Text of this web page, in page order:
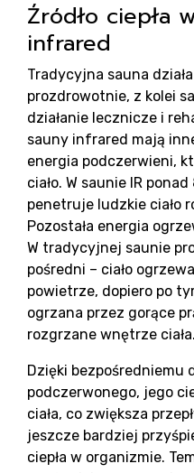
Źródło ciepła
infrared
Tradycyjna sauna
prozdrowotnie, z kolei
działanie lecznicze i
sauny infrared mają
energia podczerwieni,
ciało. W saunie IR
penetruje ludzkie ciało
Pozostała energia
W tradycyjnej saunie
pośredni – ciało
powietrze, dopiero po
ogrzana przez gorące
rozgrzane wnętrze ciała.
Dzięki bezpośredniemu
podczerwonego, jego
ciała, co zwiększa
jeszcze bardziej
ciepła w organizmie.